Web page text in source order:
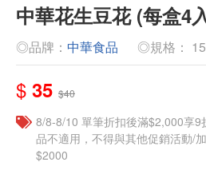
中華花生豆花 (每盒4
◎品牌： 中華食品 ◎規格：
$ 35 $40
8/8-8/10 單筆折扣後滿$2,000享
品不適用，不得與其他促銷活動/
$2000